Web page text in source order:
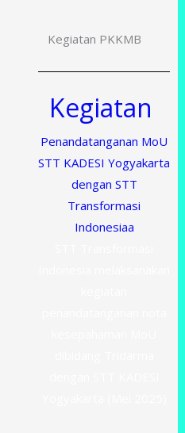
Kegiatan PKKMB
Kegiatan
Penandatanganan MoU
STT KADESI Yogyakarta
dengan STT
Transformasi
Indonesiaa